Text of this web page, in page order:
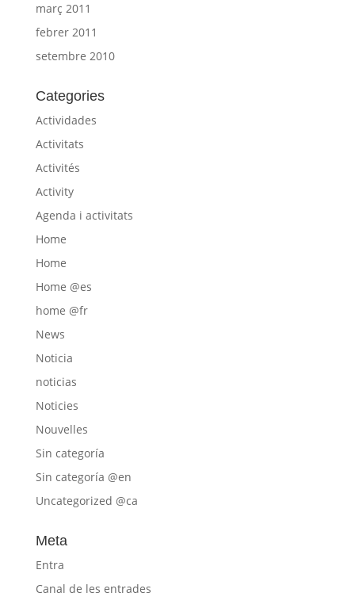
març 2011
febrer 2011
setembre 2010
Categories
Actividades
Activitats
Activités
Activity
Agenda i activitats
Home
Home
Home @es
home @fr
News
Noticia
noticias
Noticies
Nouvelles
Sin categoría
Sin categoría @en
Uncategorized @ca
Meta
Entra
Canal de les entrades